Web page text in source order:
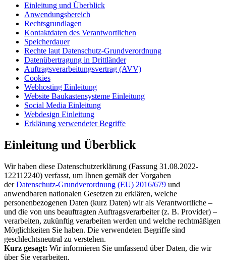
Einleitung und Überblick
Anwendungsbereich
Rechtsgrundlagen
Kontaktdaten des Verantwortlichen
Speicherdauer
Rechte laut Datenschutz-Grundverordnung
Datenübertragung in Drittländer
Auftragsverarbeitungsvertrag (AVV)
Cookies
Webhosting Einleitung
Website Baukastensysteme Einleitung
Social Media Einleitung
Webdesign Einleitung
Erklärung verwendeter Begriffe
Einleitung und Überblick
Wir haben diese Datenschutzerklärung (Fassung 31.08.2022-
122112240) verfasst, um Ihnen gemäß der Vorgaben
derDatenschutz-Grundverordnung (EU) 2016/679 und
anwendbaren nationalen Gesetzen zu erklären, welche
personenbezogenen Daten (kurz Daten) wir als Verantwortliche –
und die von uns beauftragten Auftragsverarbeiter (z. B. Provider) –
verarbeiten, zukünftig verarbeiten werden und welche rechtmäßigen
Möglichkeiten Sie haben. Die verwendeten Begriffe sind
geschlechtsneutral zu verstehen.
Kurz gesagt: Wir informieren Sie umfassend über Daten, die wir
über Sie verarbeiten.